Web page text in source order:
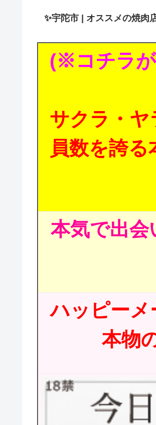
✨宇陀市 | オススメの焼肉
(※コチラが
サクラ・ヤ
員数を誇
本気で出会
ハッピーメ
本物